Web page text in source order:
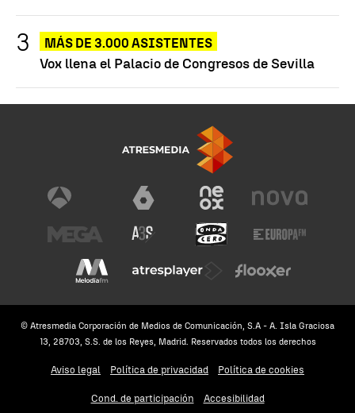
MÁS DE 3.000 ASISTENTES
Vox llena el Palacio de Congresos de Sevilla
© Atresmedia Corporación de Medios de Comunicación, S.A - A. Isla Graciosa
13, 28703, S.S. de los Reyes, Madrid. Reservados todos los derechos
Aviso legal Política de privacidad Política de cookies
Cond. de participación Accesibilidad